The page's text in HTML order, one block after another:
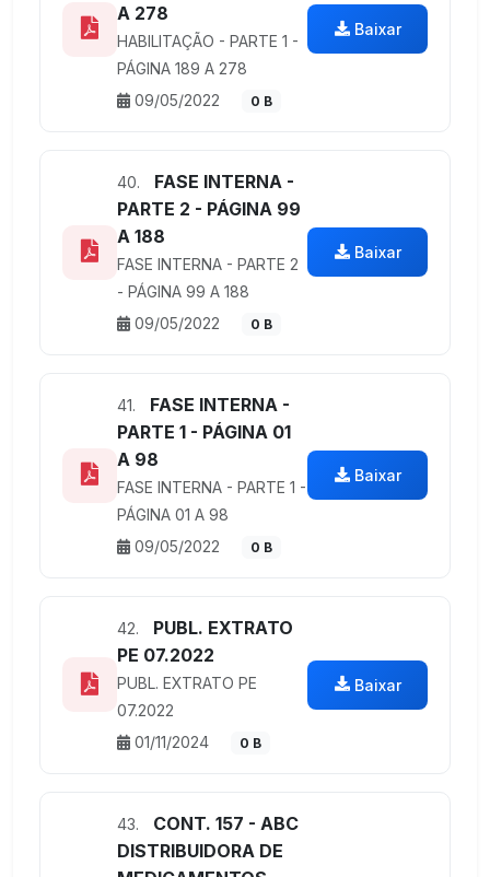
A 278
HABILITAÇÃO - PARTE 1 -
PÁGINA 189 A 278
09/05/2022
0 B
Baixar
40.
FASE INTERNA -
PARTE 2 - PÁGINA 99
A 188
FASE INTERNA - PARTE 2
- PÁGINA 99 A 188
09/05/2022
0 B
Baixar
41.
FASE INTERNA -
PARTE 1 - PÁGINA 01
A 98
FASE INTERNA - PARTE 1 -
PÁGINA 01 A 98
09/05/2022
0 B
Baixar
42.
PUBL. EXTRATO
PE 07.2022
PUBL. EXTRATO PE
07.2022
01/11/2024
0 B
Baixar
43.
CONT. 157 - ABC
DISTRIBUIDORA DE